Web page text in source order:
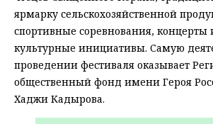
ярмарку сельскохозяйственной
спортивные соревнования, концерты
культурные инициативы. Самую
проведении фестиваля оказывает
общественный фонд имени Героя
Хаджи Кадырова.